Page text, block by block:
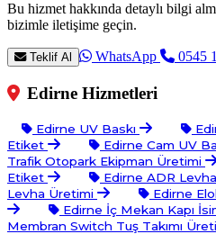
Bu hizmet hakkında detaylı bilgi
bizimle iletişime geçin.
Teklif Al WhatsApp 0545
Edirne Hizmetleri
Edirne UV Baskı
Etiket
Edirne Cam UV
Trafik Otopark Ekipman Üretimi
Etiket
Edirne ADR
Levha Üretimi
Edirne
Edirne İç Mekan Kapı
Membran Switch Tuş Takımı